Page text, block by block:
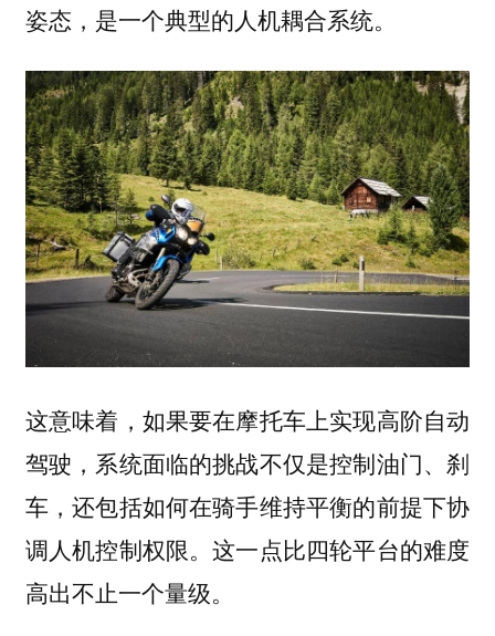
姿态，是一个典型的人机耦合系统。
这意味着，如果要在摩托车上实现高阶自动
驾驶，系统面临的挑战不仅是控制油门、刹
车，还包括如何在骑手维持平衡的前提下协
调人机控制权限。这一点比四轮平台的难度
高出不止一个量级。